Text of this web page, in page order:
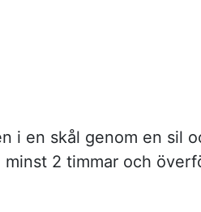
i en skål genom en sil
minst 2 timmar och